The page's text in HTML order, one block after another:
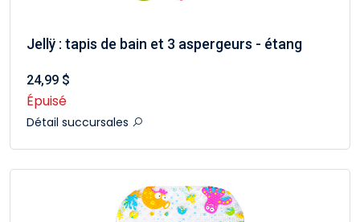
Jellÿ : tapis de bain et 3 aspergeurs - étang
24,99 $
Épuisé
Détail succursales